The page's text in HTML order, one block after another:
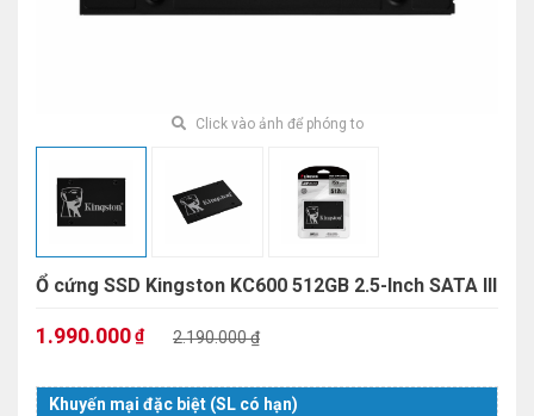
Click vào ảnh để phóng to
Ổ cứng SSD Kingston KC600 512GB 2.5-Inch SATA III
1.990.000₫ 2.190.000 ₫
Khuyến mại đặc biệt (SL có hạn)